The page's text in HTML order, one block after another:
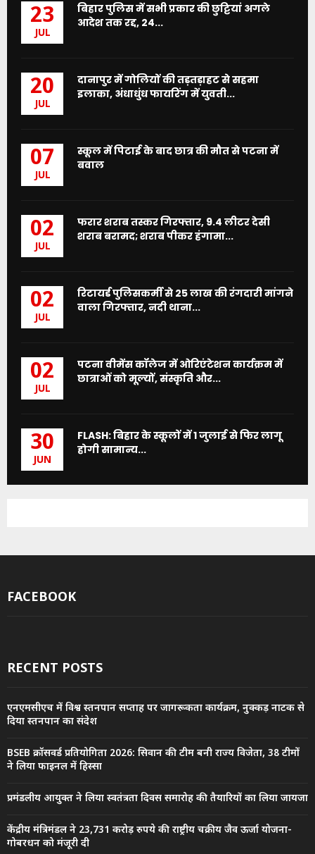
23
JUL
बिहार पुलिस में सभी प्रकार की छुट्टियां अगले
आदेश तक रद्द, 24...
20
JUL
दानापुर में गोलियों की तड़तड़ाहट से सहमा
इलाका, अंधाधुंध फायरिंग में युवती...
07
JUL
स्कूल में पिटाई के बाद छात्र की मौत से पटना में
बवाल
02
JUL
फरार शराब तस्कर गिरफ्तार, 9.4 लीटर देसी
शराब बरामद; शराब पीकर हंगामा...
02
JUL
रिटायर्ड पुलिसकर्मी से 25 लाख की रंगदारी मांगने
वाला गिरफ्तार, नदी थाना...
02
JUL
पटना वीमेंस कॉलेज में ओरिएंटेशन कार्यक्रम में
छात्राओं को मूल्यों, संस्कृति और...
30
JUN
FLASH: बिहार के स्कूलों में 1 जुलाई से फिर लागू
होगी सामान्य...
FACEBOOK
RECENT POSTS
एनएमसीएच में विश्व स्तनपान सप्ताह पर जागरूकता कार्यक्रम, नुक्कड़ नाटक से
दिया स्तनपान का संदेश
BSEB क्रॉसवर्ड प्रतियोगिता 2026: सिवान की टीम बनी राज्य विजेता, 38 टीमों
ने लिया फाइनल में हिस्सा
प्रमंडलीय आयुक्त ने लिया स्वतंत्रता दिवस समारोह की तैयारियों का लिया जायजा
केंद्रीय मंत्रिमंडल ने 23,731 करोड़ रुपये की राष्ट्रीय चक्रीय जैव ऊर्जा योजना-
गोबरधन को मंजूरी दी